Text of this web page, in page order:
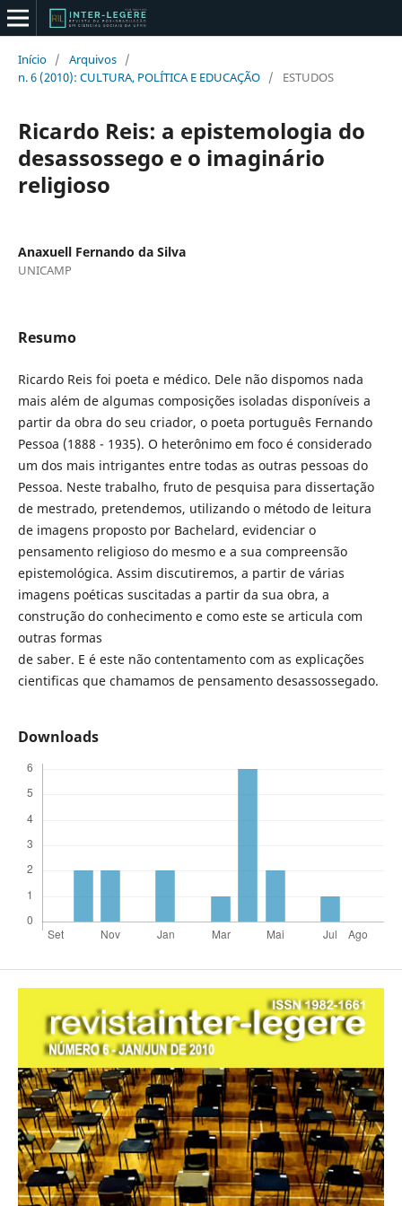
Início / Arquivos /
n. 6 (2010): CULTURA, POLÍTICA E EDUCAÇÃO / ESTUDOS
Ricardo Reis: a epistemologia do
desassossego e o imaginário
religioso
Anaxuell Fernando da Silva
UNICAMP
Resumo
Ricardo Reis foi poeta e médico. Dele não dispomos nada
mais além de algumas composições isoladas disponíveis a
partir da obra do seu criador, o poeta português Fernando
Pessoa (1888 - 1935). O heterônimo em foco é considerado
um dos mais intrigantes entre todas as outras pessoas do
Pessoa. Neste trabalho, fruto de pesquisa para dissertação
de mestrado, pretendemos, utilizando o método de leitura
de imagens proposto por Bachelard, evidenciar o
pensamento religioso do mesmo e a sua compreensão
epistemológica. Assim discutiremos, a partir de várias
imagens poéticas suscitadas a partir da sua obra, a
construção do conhecimento e como este se articula com
outras formas
de saber. E é este não contentamento com as explicações
cientificas que chamamos de pensamento desassossegado.
Downloads